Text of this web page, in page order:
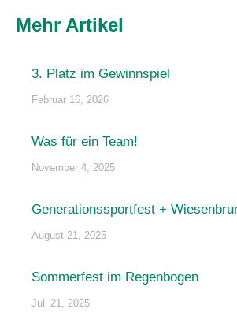
Mehr Artikel
3. Platz im Gewinnspiel
Februar 16, 2026
Was für ein Team!
November 4, 2025
Generationssportfest +
August 21, 2025
Sommerfest im Regenbogen
Juli 21, 2025